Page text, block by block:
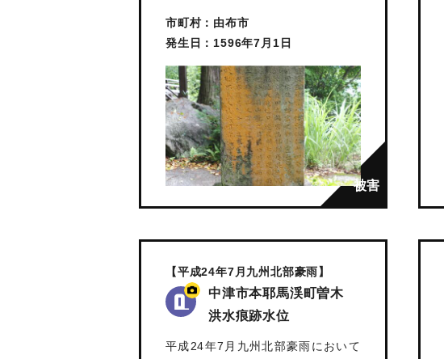
市町村：由布市
発生日：1596年7月1日
【平成24年7月九州北部豪雨】
中津市本耶馬渓町曽木
洪水痕跡水位
平成24年7月九州北部豪雨において